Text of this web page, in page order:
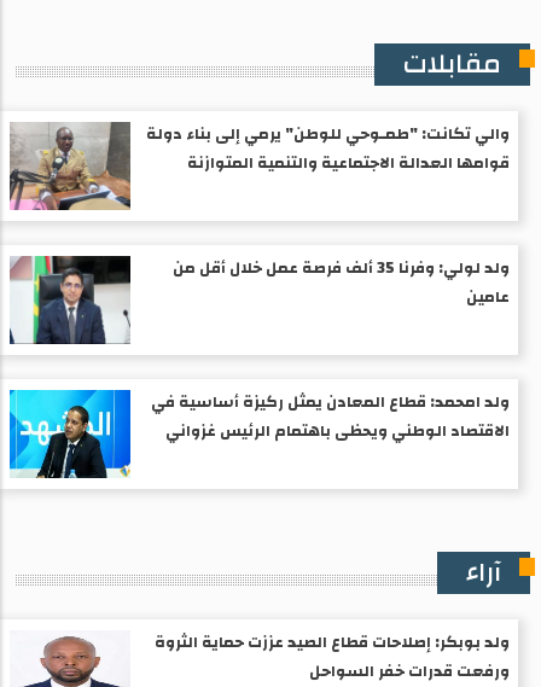
مقابلات
والي تكانت: "طمـوحي للوطن" يرمي إلى بناء دولة
قوامها العدالة الاجتماعية والتنمية المتوازنة
ولد لولي: وفرنا 35 ألف فرصة عمل خلال أقل من
عامين
ولد امحمد: قطاع المعادن يمثل ركيزة أساسية في
الاقتصاد الوطني ويحظى باهتمام الرئيس غزواني
آراء
ولد بوبكر: إصلاحات قطاع الصيد عززت حماية الثروة
ورفعت قدرات خفر السواحل